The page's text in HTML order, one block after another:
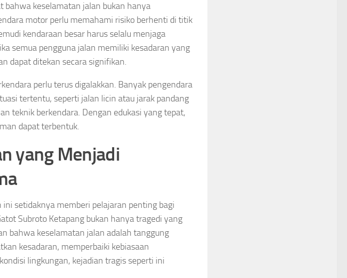
bahwa keselamatan jalan bukan hanya
motor perlu memahami risiko berhenti di titik
kendaraan besar harus selalu menjaga
semua pengguna jalan memiliki kesadaran yang
dapat ditekan secara signifikan.
perlu terus digalakkan. Banyak pengendara
tertentu, seperti jalan licin atau jarak pandang
teknik berkendara. Dengan edukasi yang tepat,
dapat terbentuk.
yang Menjadi
ini setidaknya memberi pelajaran penting bagi
Subroto Ketapang bukan hanya tragedi yang
bahwa keselamatan jalan adalah tanggung
kesadaran, memperbaiki kebiasaan
lingkungan, kejadian tragis seperti ini